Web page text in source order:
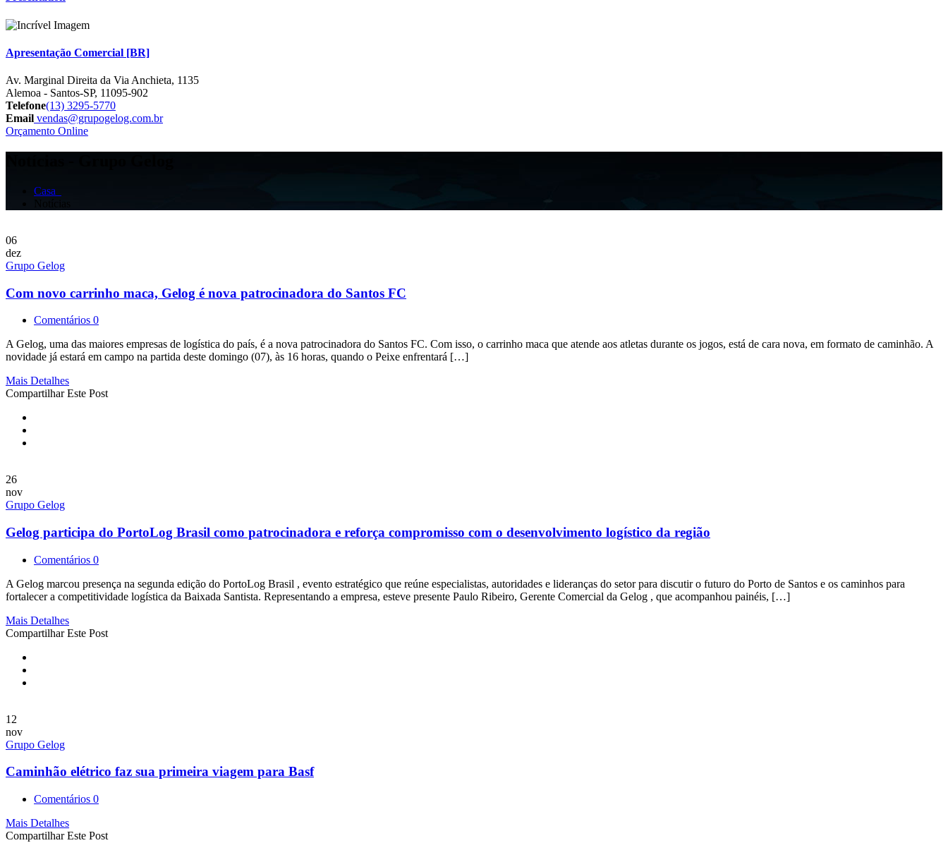
Apresentação Comercial [BR]
Av. Marginal Direita da Via Anchieta, 1135
Alemoa - Santos-SP, 11095-902
Telefone(13) 3295-5770
Email vendas@grupogelog.com.br
Orçamento Online
Casa
06
dez
Grupo Gelog
Com novo carrinho maca, Gelog é nova patrocinadora do Santos FC
Comentários 0
A Gelog, uma das maiores empresas de logística do país, é a nova patrocinadora do Santos FC. Com isso, o carrinho maca que atende aos atletas durante os jogos, está de cara nova, em formato de caminhão. A
novidade já estará em campo na partida deste domingo (07), às 16 horas, quando o Peixe enfrentará […]
Mais Detalhes
Compartilhar Este Post
26
nov
Grupo Gelog
Gelog participa do PortoLog Brasil como patrocinadora e reforça compromisso com o desenvolvimento logístico da região
Comentários 0
A Gelog marcou presença na segunda edição do PortoLog Brasil , evento estratégico que reúne especialistas, autoridades e lideranças do setor para discutir o futuro do Porto de Santos e os caminhos para
fortalecer a competitividade logística da Baixada Santista. Representando a empresa, esteve presente Paulo Ribeiro, Gerente Comercial da Gelog , que acompanhou painéis, […]
Mais Detalhes
Compartilhar Este Post
12
nov
Grupo Gelog
Caminhão elétrico faz sua primeira viagem para Basf
Comentários 0
Mais Detalhes
Compartilhar Este Post